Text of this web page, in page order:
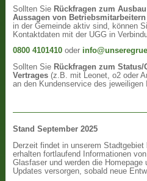
Sollten Sie Rückfragen zum
Aussagen von Betriebsmitarbeitern
in der Gemeinde aktiv sind, können
Kontaktdaten mit der UGG in
0800 4101410 oder
Sollten Sie Rückfragen zum
Vertrages (z.B. mit Leonet, o2 oder
an den Kundenservice des jeweiligen
Stand September 2025
Derzeit findet in unserem
erhalten fortlaufend Informationen
Glasfaser und werden die Homepage
Updates versorgen, sobald neue